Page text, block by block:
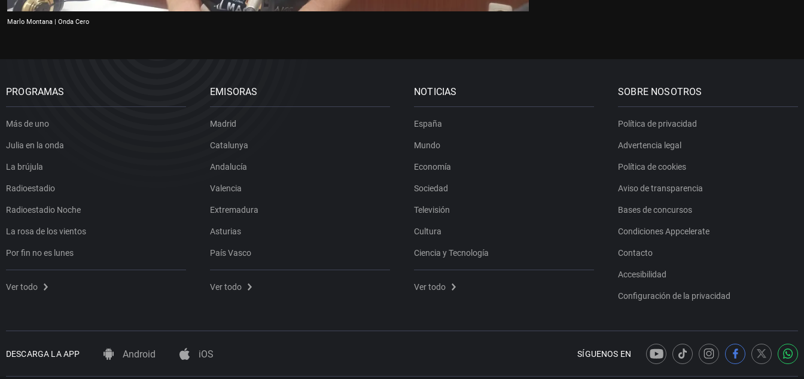
Marlo Montana | Onda Cero
PROGRAMAS
Más de uno
Julia en la onda
La brújula
Radioestadio
Radioestadio Noche
La rosa de los vientos
Por fin no es lunes
Ver todo
EMISORAS
Madrid
Catalunya
Andalucía
Valencia
Extremadura
Asturias
País Vasco
Ver todo
NOTICIAS
España
Mundo
Economía
Sociedad
Televisión
Cultura
Ciencia y Tecnología
Ver todo
SOBRE NOSOTROS
Política de privacidad
Advertencia legal
Política de cookies
Aviso de transparencia
Bases de concursos
Condiciones Appcelerate
Contacto
Accesibilidad
Configuración de la privacidad
DESCARGA LA APP Android iOS SÍGUENOS EN